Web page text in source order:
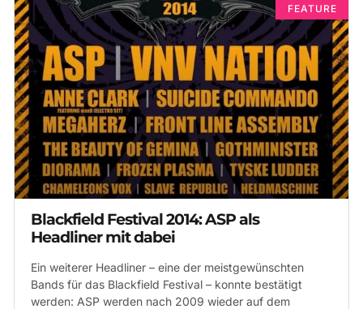
FEATURE
Blackfield Festival 2014: ASP als
Headliner mit dabei
Ein weiterer Headliner – eine der meistgewünschten
Bands für das Blackfield Festival – konnte bestätigt
werden: ASP werden nach 2009 wieder auf dem